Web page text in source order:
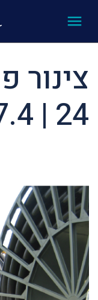
צינור
24 | S.D.R. 7.4